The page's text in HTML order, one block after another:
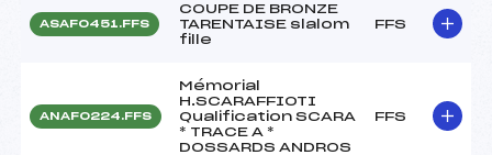
ASAF0451.FFS
COUPE DE BRONZE
TARENTAISE slalom
fille
FFS
ANAF0224.FFS
Mémorial
H.SCARAFFIOTI
Qualification SCARA
* TRACE A *
DOSSARDS ANDROS
FFS